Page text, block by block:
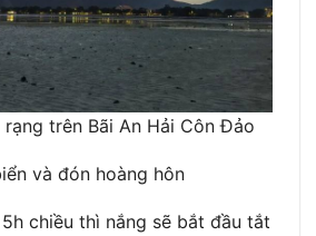
rạng trên Bãi An Hải Côn Đảo
và đón hoàng hôn
chiều thì nắng sẽ bắt đầu tắt